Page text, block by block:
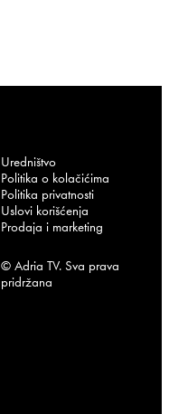
Uredništvo
Politika o kolačićima
Politika privatnosti
Uslovi korišćenja
Prodaja i marketing
© Adria TV. Sva prava
pridržana